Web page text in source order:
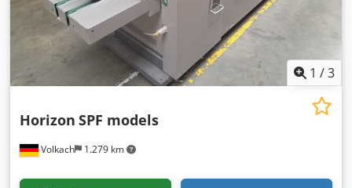
1 /3
Volkach 1.279 km
Horizon SPF models